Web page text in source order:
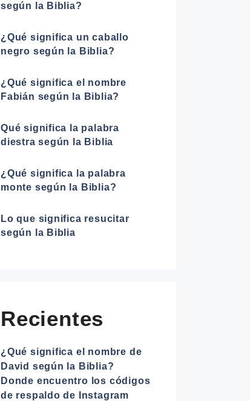
según la Biblia?
¿Qué significa un caballo
negro según la Biblia?
¿Qué significa el nombre
Fabián según la Biblia?
Qué significa la palabra
diestra según la Biblia
¿Qué significa la palabra
monte según la Biblia?
Lo que significa resucitar
según la Biblia
Recientes
¿Qué significa el nombre de
David según la Biblia?
Donde encuentro los códigos
de respaldo de Instagram